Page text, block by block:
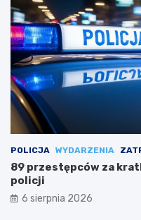
POLICJA WYDARZENIA
89 przestępców za
policji
6 sierpnia 2026